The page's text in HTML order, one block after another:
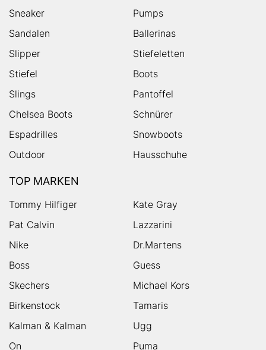
Sneaker
Pumps
Sandalen
Ballerinas
Slipper
Stiefeletten
Stiefel
Boots
Slings
Pantoffel
Chelsea Boots
Schnürer
Espadrilles
Snowboots
Outdoor
Hausschuhe
TOP MARKEN
Tommy Hilfiger
Kate Gray
Pat Calvin
Lazzarini
Nike
Dr.Martens
Boss
Guess
Skechers
Michael Kors
Birkenstock
Tamaris
Kalman & Kalman
Ugg
On
Puma